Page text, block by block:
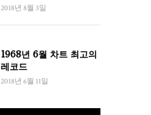
2018년 8월 3일
1968년 6월 차트 최고의
레코드
2018년 6월 11일